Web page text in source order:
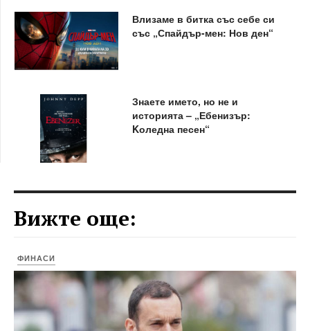
Влизаме в битка със себе си
със „Спайдър-мен: Нов ден“
Знаете името, но не и
историята – „Ебенизър:
Kоледна песен“
Вижте още:
ФИНАСИ